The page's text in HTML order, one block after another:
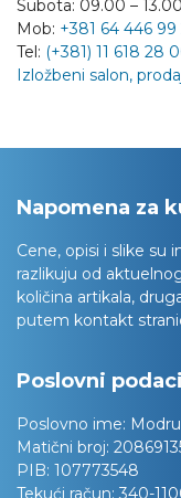
Subota: 09.00 –
Mob: +381 64 446 99
Tel: (+381) 11 618 28
Izložbeni salon,
Napomena za
Cene, opisi i slike su
razlikuju od
količina artikala,
putem kontakt
Poslovni podaci
Poslovno ime:
Matični broj:
PIB: 107773548
Tekući račun: 340-